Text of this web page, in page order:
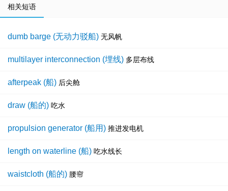
相关短语
dumb barge (无动力驳船) 无风帆
multilayer interconnection (埋线) 多层布线
afterpeak (船) 后尖舱
draw (船的) 吃水
propulsion generator (船用) 推进发电机
length on waterline (船) 吃水线长
waistcloth (船的) 腰帘